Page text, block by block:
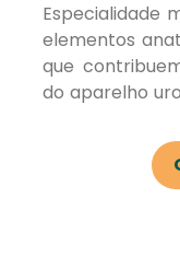
Especialidade
elementos
que
do aparelho